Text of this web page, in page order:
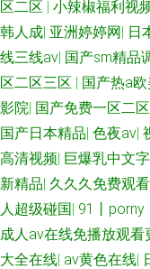
区二区 | 小辣椒福利视
韩人成| 亚洲婷婷网| 日
线三线av| 国产sm精品
区二区三区 | 国产热a
影院| 国产免费一区二
国产日本精品| 色夜av|
高清视频| 巨爆乳中文
新精品| 久久久免费观
人超级碰国| 91丨porny
成人av在线免播放观看
大全在线| av黄色在线|